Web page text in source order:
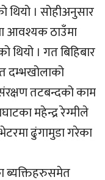
थियो । सोहीअनुसार
आवश्यक ठाउँमा
थियो । गत बिहिबार
दम्भखोलाको
तटबन्दको काम
महेन्द्र रेग्मीले
ढुंगामुडा गरेका
ब्यक्तिहरुसमेत